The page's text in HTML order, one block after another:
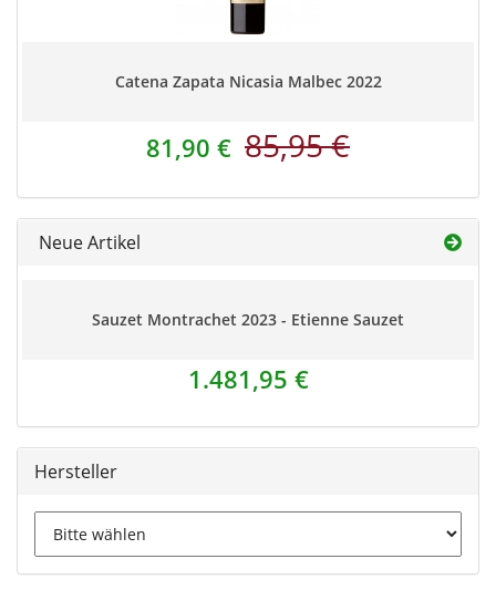
Catena Zapata Nicasia Malbec 2022
81,90 € 85,95 €
Neue Artikel
Sauzet Montrachet 2023 - Etienne Sauzet
1.481,95 €
Hersteller